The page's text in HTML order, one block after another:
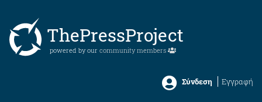
ThePressProject
powered by our community members
Σύνδεση Εγγραφή